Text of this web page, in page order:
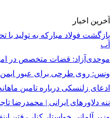
آخرین اخبار
بازگشت فولاد مبارکه به تولید با
آب
موحدی‌آزاد: قضات متخصص در
ونس: روی طرحی برای عبور ایمن
ادعای زلنسکی درباره تامین
ننه دلاورهای ایرانی | محمدرضا